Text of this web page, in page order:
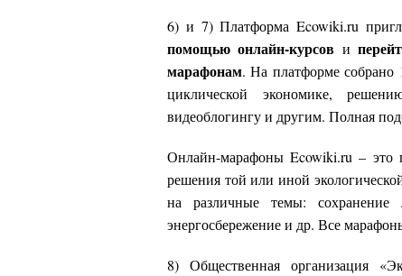
6) и 7) Платформа Ecowiki.ru
помощью онлайн-курсов и
марафонам. На платформе собрано
циклической экономике,
видеоблогингу и другим. Полная
Онлайн-марафоны Ecowiki.ru– это
решения той или иной
на различные темы: сохранение
энергосбережение и др. Все
8) Общественная организация